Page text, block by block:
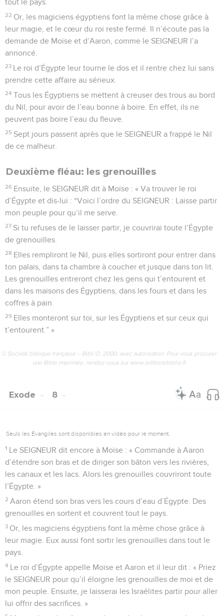
tout le pays.
22 Or, les magiciens égyptiens font la même chose grâce à
leur magie, et le cœur du roi reste fermé. Il n’écoute pas la
demande de Moïse et d’Aaron, comme le SEIGNEUR l’a
annoncé.
23 Le roi d’Égypte leur tourne le dos et il rentre chez lui sans
prendre cette affaire au sérieux.
24 Tous les Égyptiens se mettent à creuser des trous au bord
du Nil, pour avoir de l’eau bonne à boire. En effet, ils ne
peuvent pas boire l’eau du fleuve.
25 Sept jours passent après que le SEIGNEUR a frappé le Nil
de ce malheur.
Deuxième fléau: les grenouilles
26 Ensuite, le SEIGNEUR dit à Moïse : « Va trouver le roi
d’Égypte et dis-lui : “Voici l’ordre du SEIGNEUR : Laisse partir
mon peuple pour qu’il me serve.
27 Si tu refuses de le laisser partir, je couvrirai toute l’Égypte
de grenouilles.
28 Elles rempliront le Nil, puis elles sortiront pour entrer dans
ton palais, dans ta chambre à coucher et jusque dans ton lit.
Les grenouilles entreront chez les gens qui t’entourent et
dans les maisons des Égyptiens, dans les fours et dans les
coffres à pain.
29 Elles monteront sur toi, sur les Égyptiens et sur ceux qui
t’entourent.” »
© Société biblique française – Bibli’O, 2000, avec autorisation. Pour vous procurer
une Bible imprimée, rendez-vous sur www.editionsbiblio.fr
Exode 8
Seuls les Évangiles sont disponibles en vidéo pour le moment.
1 Le SEIGNEUR dit encore à Moïse : « Commande à Aaron
d’étendre son bras et de diriger son bâton vers les rivières,
les canaux et les lacs. Alors les grenouilles couvriront toute
l’Égypte. »
2 Aaron étend son bras vers les cours d’eau d’Égypte. Des
grenouilles en sortent et couvrent tout le pays.
3 Or, les magiciens égyptiens font la même chose grâce à
leur magie. Eux aussi font sortir les grenouilles dans tout le
pays.
4 Le roi d’Égypte appelle Moïse et Aaron et il leur dit : « Priez
le SEIGNEUR pour qu’il éloigne les grenouilles de moi et de
mon peuple. Ensuite, je laisserai les Israélites partir pour aller
lui offrir des sacrifices. »